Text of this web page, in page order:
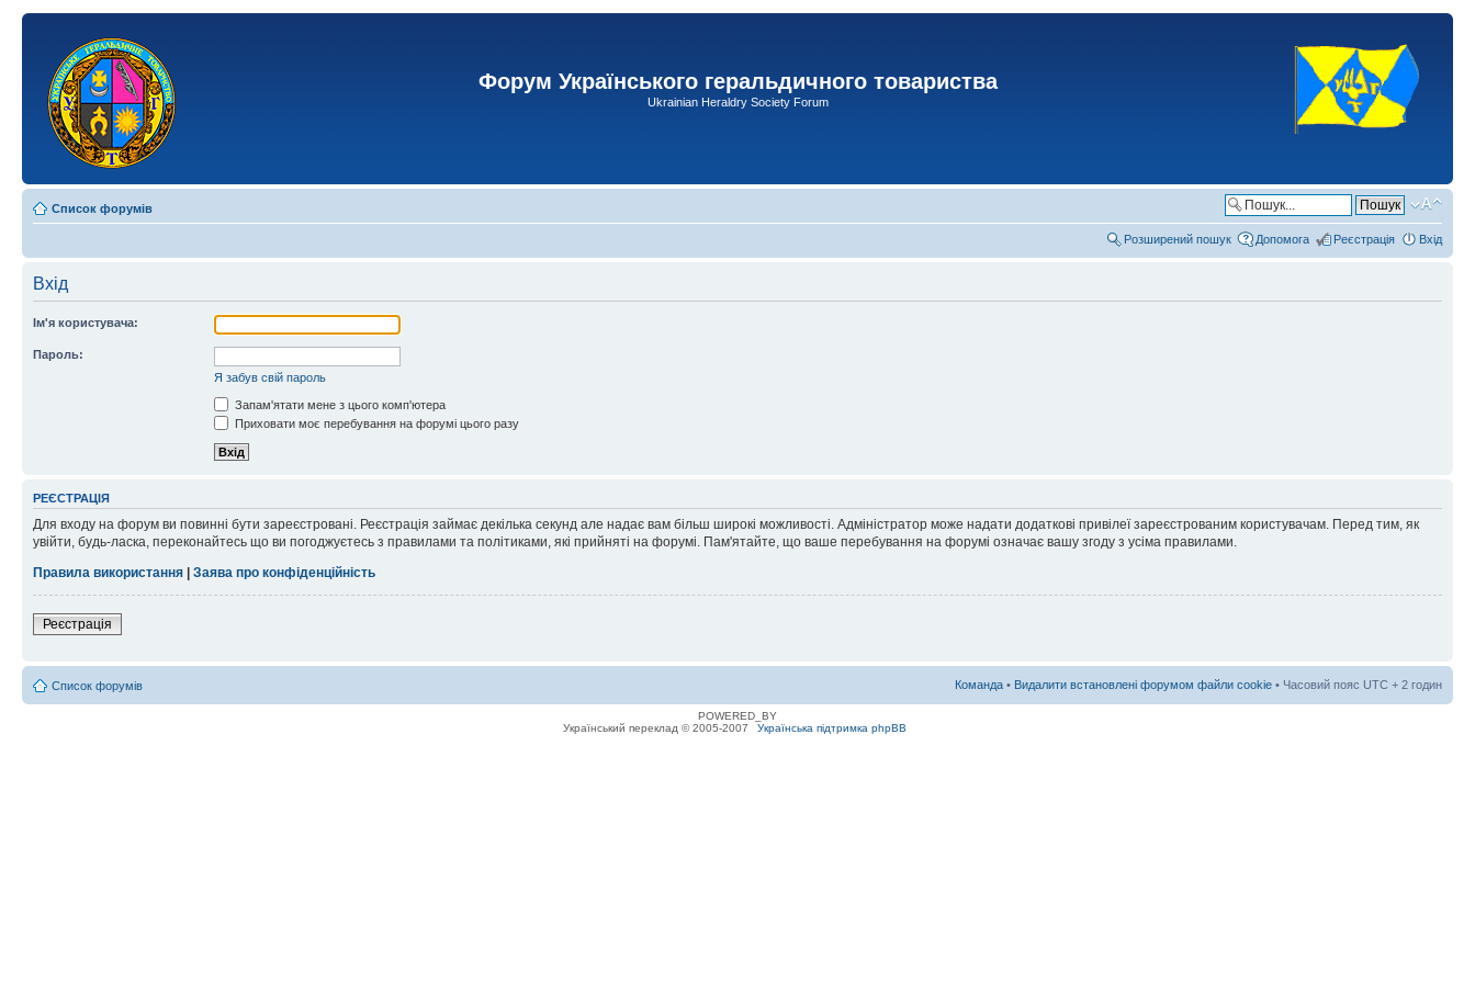
Форум Українського геральдичного товариства
Ukrainian Heraldry Society Forum
Список форумів
Розширений пошук Допомога Реєстрація Вхід
Вхід
Ім'я користувача:
Пароль:
Я забув свій пароль
Запам'ятати мене з цього комп'ютера
Приховати моє перебування на форумі цього разу
РЕЄСТРАЦІЯ
Для входу на форум ви повинні бути зареєстровані. Реєстрація займає декілька секунд але надає вам більш широкі можливості. Адміністратор може надати додаткові привілеї зареєстрованим користувачам. Перед тим, як
увійти, будь-ласка, переконайтесь що ви погоджуєтесь з правилами та політиками, які прийняті на форумі. Пам'ятайте, що ваше перебування на форумі означає вашу згоду з усіма правилами.
Правила використання | Заява про конфіденційність
Реєстрація
Список форумів Команда • Видалити встановлені форумом файли cookie • Часовий пояс UTC + 2 годин
POWERED_BY
Український переклад © 2005-2007
Українська підтримка phpBB